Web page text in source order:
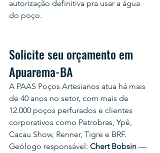
autorização definitiva pra usar a água
do poço.
Solicite seu orçamento em
Apuarema-BA
A PAAS Poços Artesianos atua há mais
de 40 anos no setor, com mais de
12.000 poços perfurados e clientes
corporativos como Petrobras, Ypê,
Cacau Show, Renner, Tigre e BRF.
Geólogo responsável: Chert Bobsin —